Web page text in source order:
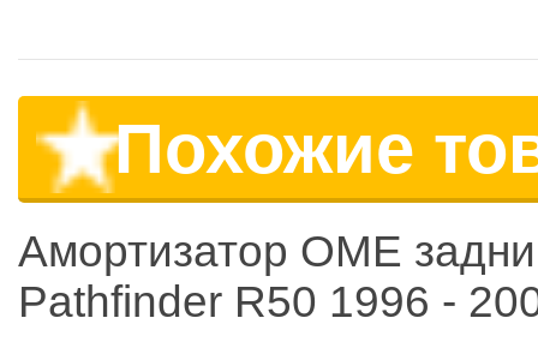
Похожие
Амортизатор OME
Pathfinder R50 1996 -